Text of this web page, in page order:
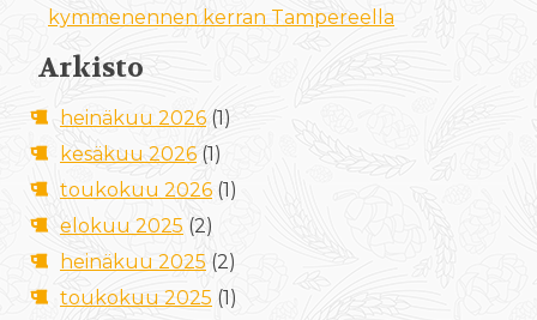
kymmenennen kerran Tampereella
Arkisto
heinäkuu 2026 (1)
kesäkuu 2026 (1)
toukokuu 2026 (1)
elokuu 2025 (2)
heinäkuu 2025 (2)
toukokuu 2025 (1)